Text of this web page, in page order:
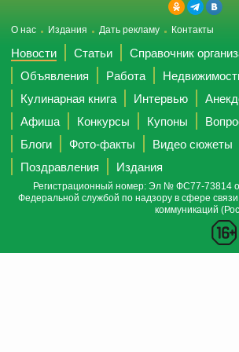
О нас Издания Дать рекламу Контакты
Новости Статьи
Справочник
Объявления
Работа
Кулинарная книга
Интервью
Афиша
Конкурсы Купоны
Блоги
Фото-факты
Видео сюжеты
Поздравления
Издания
Регистрационный номер: Эл № ФС77-73814
Федеральной службой по надзору в сфере
коммуникаций